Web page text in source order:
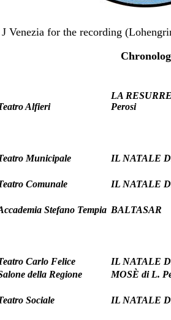
Venezia for the recording
Alfieri
LA
Perosi
Municipale IL NATALE
Comunale IL NATALE
Stefano Tempia BALTASAR
Carlo Felice
IL NATALE
della Regione MOSÈ di L.
Sociale IL NATALE